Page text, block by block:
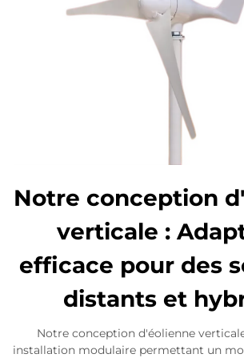
Notre conception
verticale :
efficace pour des
distants et
Notre conception d'éolienne
installation modulaire permettant un